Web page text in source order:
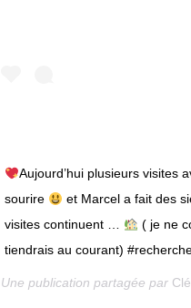
Aujourd’hui plusieurs visites
sourire
et Marcel a fait des
visites continuent …
( je ne
tiendrais au courant)
Une publication partagée par